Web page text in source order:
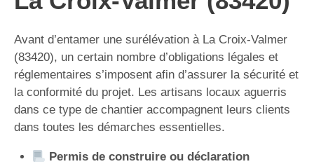
Avant d’entamer une surélévation à La Croix-Valmer
(83420), un certain nombre d’obligations légales et
réglementaires s’imposent afin d’assurer la sécurité et
la conformité du projet. Les artisans locaux aguerris
dans ce type de chantier accompagnent leurs clients
dans toutes les démarches essentielles.
Permis de construire ou déclaration